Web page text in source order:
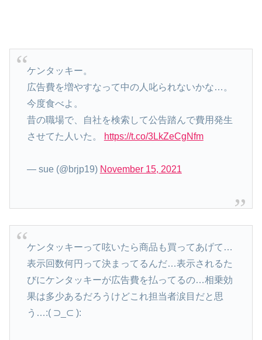
ケンタッキー。
広告費を増やすなって中の人叱られないかな…。
今度食べよ。
昔の職場で、自社を検索して公告踏んで費用発生
させてた人いた。
https://t.co/3LkZeCgNfm
— sue (@brjp19) November 15, 2021
ケンタッキーって呟いたら商品も買ってあげて…
表示回数何円って決まってるんだ…表示されるた
びにケンタッキーが広告費を払ってるの…相乗効
果は多少あるだろうけどこれ担当者涙目だと思
う…:( ⊃_⊂ ):